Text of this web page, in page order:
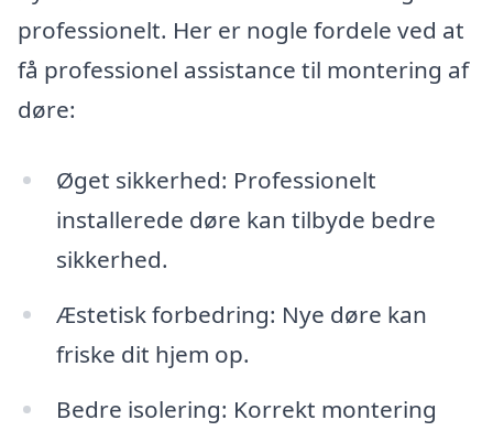
professionelt. Her er nogle fordele ved at
få professionel assistance til montering af
døre:
Øget sikkerhed: Professionelt
installerede døre kan tilbyde bedre
sikkerhed.
Æstetisk forbedring: Nye døre kan
friske dit hjem op.
Bedre isolering: Korrekt montering